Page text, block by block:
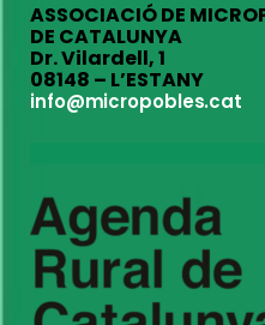
ASSOCIACIÓ DE
DE CATALUNYA
Dr. Vilardell, 1
08148 – L’ESTANY
info@micropobles.cat